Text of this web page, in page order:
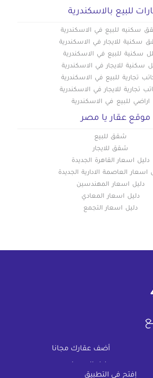
إفتح في التطبيق
للبيع بالاسكندرية
سكنيه للبيع في الاسكندرية
سكنية للايجار في الاسكندرية
سكنية للبيع في الاسكندرية
سكنية للايجار في الاسكندرية
تجارية للبيع في الاسكندرية
تجارية للايجار في الاسكندرية
اراضي للبيع في الاسكندرية
موقع عقار يا مصر
شقق للبيع
شقق للايجار
دليل اسعار القاهرة الجديدة
اسعار العاصمة الادارية الجديدة
دليل اسعار المهندسين
دليل اسعار المعادي
دليل اسعار التجمع
أضف عقارك مجانا